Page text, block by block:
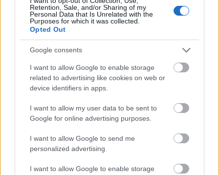
Retention, Sale, and/or Sharing of my
Personal Data that Is Unrelated with the
Purposes for which it was collected.
Opted Out
Google consents
I want to allow Google to enable storage
related to advertising like cookies on web or
device identifiers in apps.
I want to allow my user data to be sent to
Google for online advertising purposes.
I want to allow Google to send me
personalized advertising.
I want to allow Google to enable storage
pici települések és a hozzájuk tartozó,
elmaradhatatlan őrtornyok százait építették
fel újra eredeti formájukban. A
kultúramegőrzéshez mintegy emlékeztetőül
megjelentek olyan szervezetek munkatársai
is, akik módszeresen igyekeznek rögzíteni a
néprajzi ismereteket.
A bejcsuani (Beichuan) középiskolában
tananyagot dolgoztak ki, s olyan órákat,
tanfolyamokat indítottak, amelyeken
kifejezetten a csiang kultúra értékeit tanítják.
Újabban egyre többen vannak azok, akik a